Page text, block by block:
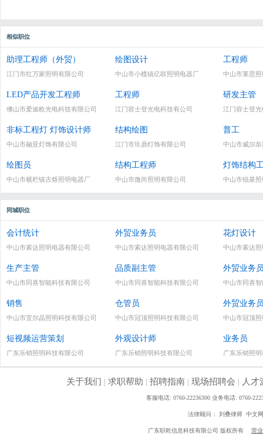
相似职位
助理工程师（外贸）
江门市红万家照明有限公司
绘图设计
中山市小榄镇亿联照明电器厂
工程师
中山市莱思
LED产品开发工程师
佛山市爱迪欧光电科技有限公司
工程师
江门容士登光电科技有公司
研发主管
江门容士登
非标工程灯 灯饰设计师
中山市融亚灯饰有限公司
结构绘图
江门市玖鼎灯饰有限公司
普工
中山市威尔
绘图员
中山市横栏镇古烁照明电器厂
结构工程师
中山市微尚照明有限公司
灯饰结构
中山市锐基
同城职位
会计统计
中山市索达照明电器有限公司
外贸业务员
中山市索达照明电器有限公司
花灯设计
中山市索达
生产主管
中山市同喜智能科技有限公司
品质副主管
中山市同喜智能科技有限公司
外贸业务
中山市同喜
销售
中山市宜尔晶照明科技有限公司
仓管员
中山市冠顶照明科技有限公司
外贸业务
中山市冠顶
短视频运营策划
广东乐销照明科技有限公司
外观设计师
广东乐销照明科技有限公司
业务员
广东乐销照
关于我们 | 求职帮助 | 招聘指南| 现场招聘会 | 人才
客服电话: 0760-22236300 业务电话: 0760-
法律顾问： 刘叠律师 中文
广东职乾信息科技有限公司 版权所有 营